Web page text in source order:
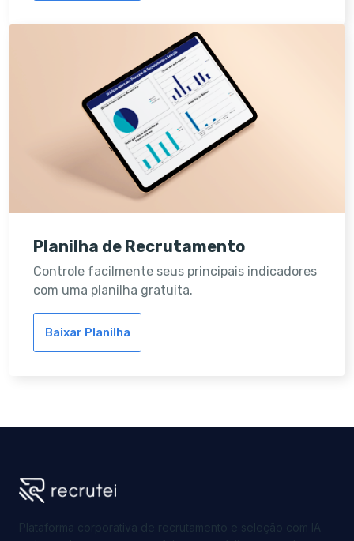
Planilha de Recrutamento
Controle facilmente seus principais indicadores
com uma planilha gratuita.
Baixar Planilha
Plataforma corporativa de recrutamento e seleção com IA